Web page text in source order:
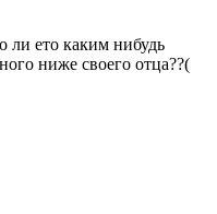
ли ето каким нибудь
ниже своего отца??(